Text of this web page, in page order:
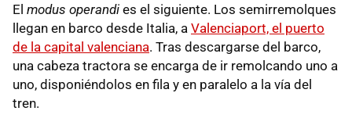
El modus operandi es el siguiente. Los semirremolques
llegan en barco desde Italia, a Valenciaport, el puerto
de la capital valenciana. Tras descargarse del barco,
una cabeza tractora se encarga de ir remolcando uno a
uno, disponiéndolos en fila y en paralelo a la vía del
tren.